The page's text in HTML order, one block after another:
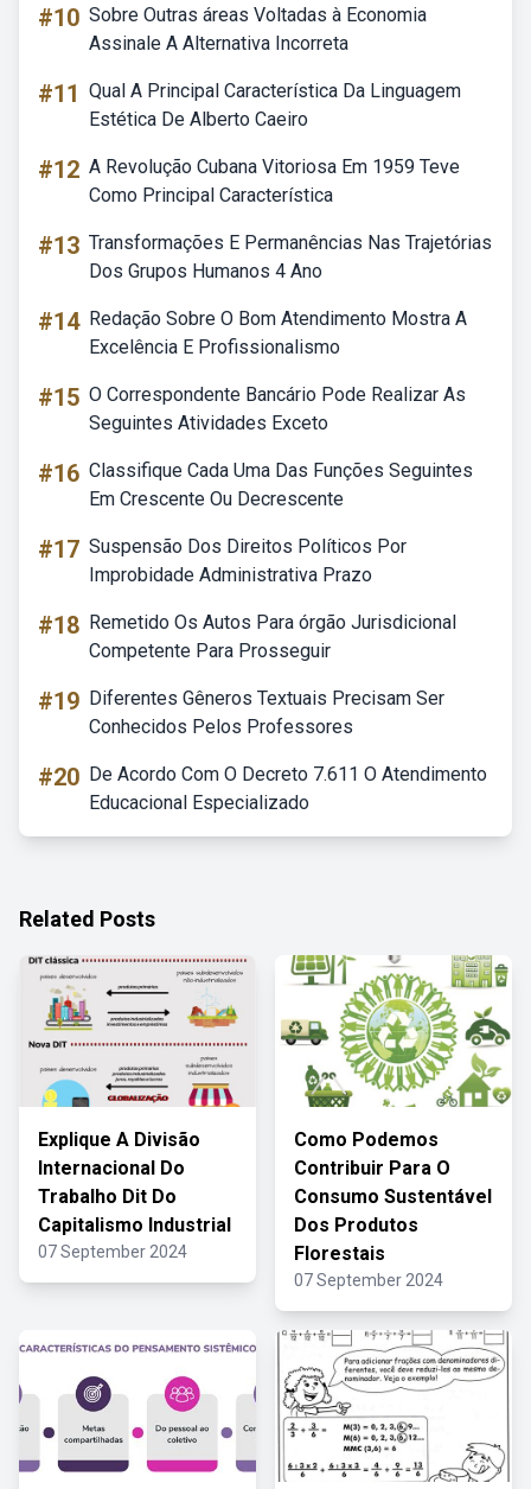
#10 Sobre Outras áreas Voltadas à Economia
Assinale A Alternativa Incorreta
#11 Qual A Principal Característica Da Linguagem
Estética De Alberto Caeiro
#12 A Revolução Cubana Vitoriosa Em 1959 Teve
Como Principal Característica
#13 Transformações E Permanências Nas Trajetórias
Dos Grupos Humanos 4 Ano
#14 Redação Sobre O Bom Atendimento Mostra A
Excelência E Profissionalismo
#15 O Correspondente Bancário Pode Realizar As
Seguintes Atividades Exceto
#16 Classifique Cada Uma Das Funções Seguintes
Em Crescente Ou Decrescente
#17 Suspensão Dos Direitos Políticos Por
Improbidade Administrativa Prazo
#18 Remetido Os Autos Para órgão Jurisdicional
Competente Para Prosseguir
#19 Diferentes Gêneros Textuais Precisam Ser
Conhecidos Pelos Professores
#20 De Acordo Com O Decreto 7.611 O Atendimento
Educacional Especializado
Related Posts
Explique A Divisão
Internacional Do
Trabalho Dit Do
Capitalismo Industrial
07 September 2024
Como Podemos
Contribuir Para O
Consumo Sustentável
Dos Produtos
Florestais
07 September 2024